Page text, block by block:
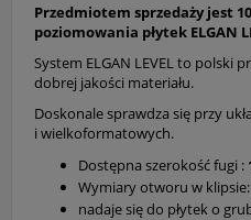
Przedmiotem sprzedaży jest
poziomowania płytek ELGAN
System ELGAN LEVEL to polski
dobrej jakości materiału.
Doskonale sprawdza się przy
i wielkoformatowych.
Dostępna szerokość fugi :
Wymiary otworu w klipsie:
nadaje się do płytek o